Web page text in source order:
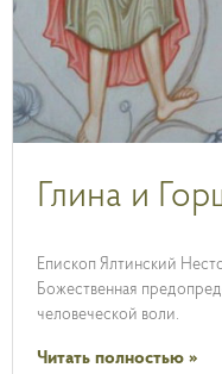
Глина и
Епископ Ялтинский
Божественная
человеческой воли.
Читать полностью »